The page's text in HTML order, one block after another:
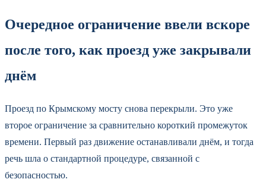
Очередное ограничение ввели вскоре
после того, как проезд уже закрывали
днём
Проезд по Крымскому мосту снова перекрыли. Это уже
второе ограничение за сравнительно короткий промежуток
времени. Первый раз движение останавливали днём, и тогда
речь шла о стандартной процедуре, связанной с
безопасностью.